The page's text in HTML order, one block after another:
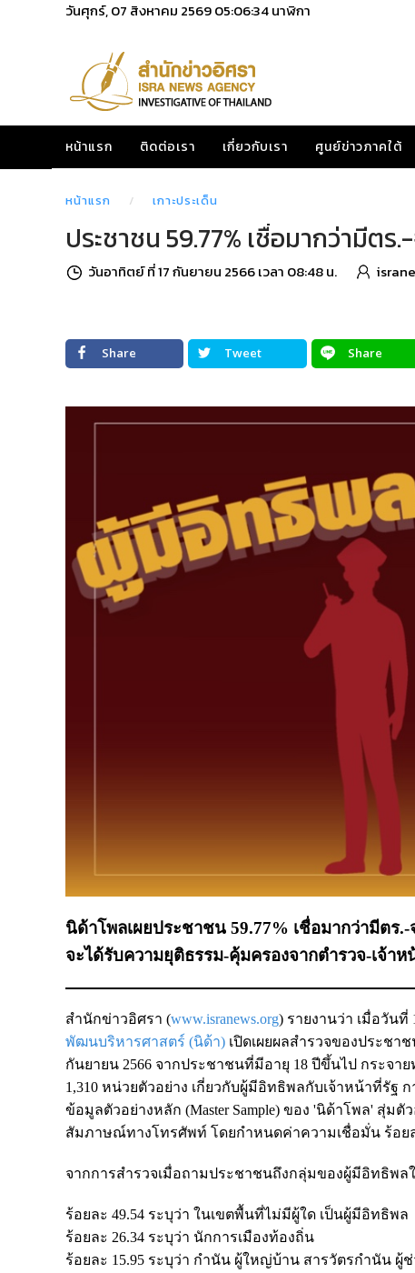
วันศุกร์, 07 สิงหาคม 256905:06:36นาฬิกา
หน้าแรก ติดต่อเรา เกี่ยวกับเรา ศูนย์ข่าวภาคใต้
หน้าแรก เกาะประเด็น
ประชาชน 59.77% เชื่อมากว่ามี
วันอาทิตย์ ที่ 17 กันยายน 2566 เวลา 08:48 น.
Share Tweet Share
นิด้าโพลเผยประชาชน 59.77% เชื่อมากว่ามีตร
จะได้รับความยุติธรรม-คุ้มครองจากตำรวจ-เจ้า
สำนักข่าวอิศรา (www.isranews.org) รายงานว่า เมื่อวันที่
พัฒนบริหารศาสตร์ (นิด้า) เปิดเผยผลสำรวจของประชา
กันยายน 2566 จากประชาชนที่มีอายุ 18 ปีขึ้นไป กระจ
1,310 หน่วยตัวอย่าง เกี่ยวกับผู้มีอิทธิพลกับเจ้าหน้าที่รัฐ
ข้อมูลตัวอย่างหลัก (Master Sample) ของ 'นิด้าโพล' สุ่มตั
สัมภาษณ์ทางโทรศัพท์ โดยกำหนดค่าความเชื่อมั่น ร้อยล
จากการสำรวจเมื่อถามประชาชนถึงกลุ่มของผู้มีอิทธิพล
ร้อยละ 49.54 ระบุว่า ในเขตพื้นที่ไม่มีผู้ใด เป็นผู้มีอิทธิพล
ร้อยละ 26.34 ระบุว่า นักการเมืองท้องถิ่น
ร้อยละ 15.95 ระบุว่า กำนัน ผู้ใหญ่บ้าน สารวัตรกำนัน ผู้